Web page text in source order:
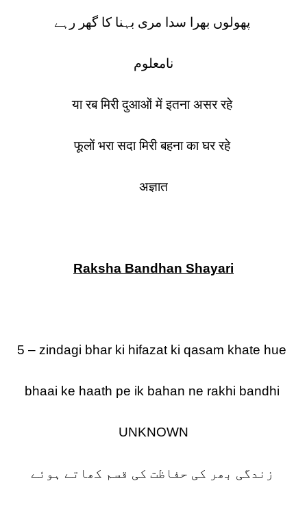
نامعلوم
या रब मिरी दुआओं में इतना असर रहे
फूलों भरा सदा मिरी बहना का घर रहे
अज्ञात
Raksha Bandhan Shayari
5 – zindagi bhar ki hifazat ki qasam khate hue
bhaai ke haath pe ik bahan ne rakhi bandhi
UNKNOWN